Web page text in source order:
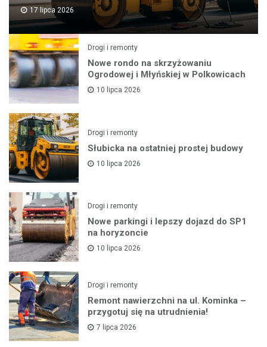
17 lipca 2026
Drogi i remonty
Nowe rondo na skrzyżowaniu
Ogrodowej i Młyńskiej w Polkowicach
10 lipca 2026
Drogi i remonty
Słubicka na ostatniej prostej budowy
10 lipca 2026
Drogi i remonty
Nowe parkingi i lepszy dojazd do SP1
na horyzoncie
10 lipca 2026
Drogi i remonty
Remont nawierzchni na ul. Kominka –
przygotuj się na utrudnienia!
7 lipca 2026